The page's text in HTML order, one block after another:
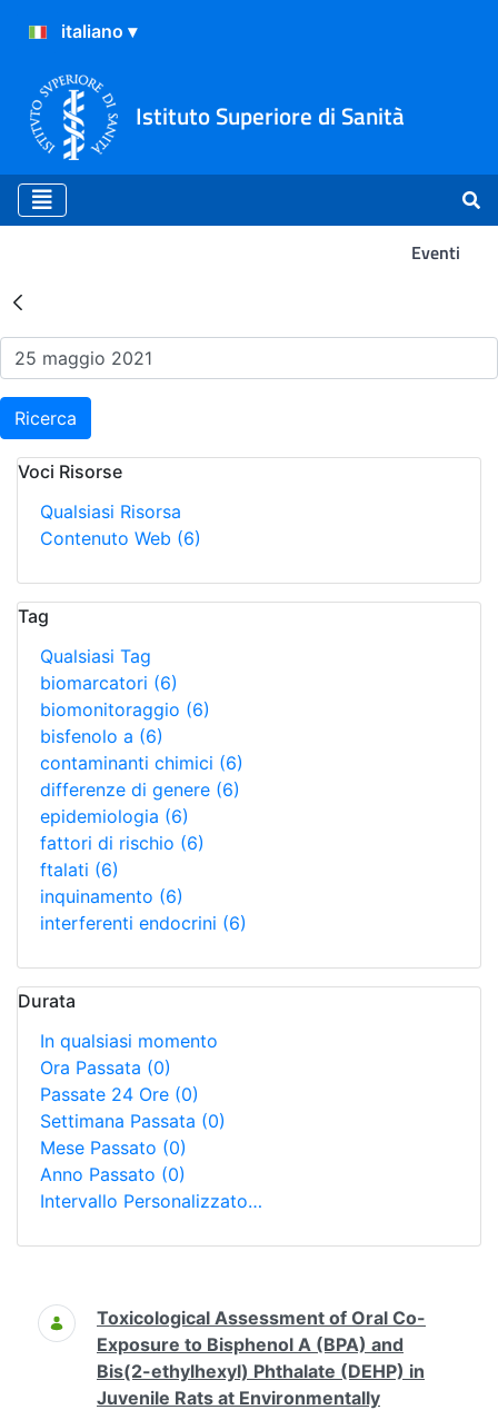
Istituto Superiore di Sanità
Eventi
Risultati della Ricerca -
Ricerca
Voci Risorse
Qualsiasi Risorsa
Contenuto Web (6)
Tag
Qualsiasi Tag
biomarcatori (6)
biomonitoraggio (6)
bisfenolo a (6)
contaminanti chimici (6)
differenze di genere (6)
epidemiologia (6)
fattori di rischio (6)
ftalati (6)
inquinamento (6)
interferenti endocrini (6)
Durata
In qualsiasi momento
Ora Passata (0)
Passate 24 Ore (0)
Settimana Passata (0)
Mese Passato (0)
Anno Passato (0)
Intervallo Personalizzato…
Ricerca
Toxicological Assessment of Oral Co-
Exposure to Bisphenol A (BPA) and
Bis(2-ethylhexyl) Phthalate (DEHP) in
Juvenile Rats at Environmentally